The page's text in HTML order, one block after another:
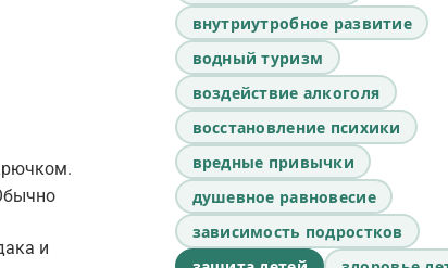
и
внутриутробное развитие
водный туризм
воздействие алкоголя
восстановление психики
вредные привычки
душевное равновесие
зависимость подростков